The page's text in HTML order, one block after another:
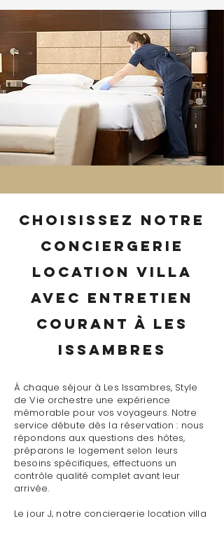
Choisissez notre
conciergerie
location villa
avec entretien
courant à Les
Issambres
À chaque séjour à Les Issambres, Style
de Vie orchestre une expérience
mémorable pour vos voyageurs. Notre
service débute dès la réservation : nous
répondons aux questions des hôtes,
préparons le logement selon leurs
besoins spécifiques, effectuons un
contrôle qualité complet avant leur
arrivée.
Le jour J, notre conciergerie location villa